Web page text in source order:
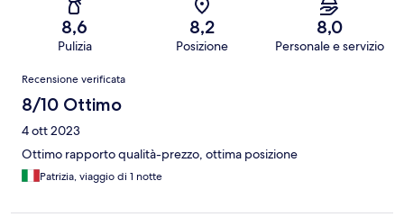
8,6
Pulizia
8,2
Posizione
8,0
Personale e servizio
Recensioni
Recensione verificata
8/10 Ottimo
4 ott 2023
Ottimo rapporto qualità-prezzo, ottima posizione
Patrizia, viaggio di 1 notte